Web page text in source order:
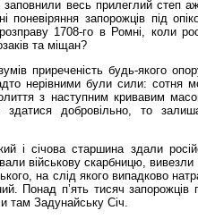
заповнили весь прилеглий степ
поневіряння запорожців під
1708-го в Ромні, коли
та міщан?
приреченість будь-якого
нерівними були сили: сотня
з наступним кривавим
добровільно, то
і січова старшина здали
військову скарбницю,
на слід якого випадково
Понад п’ять тисяч запорожців
там Задунайську Січ.